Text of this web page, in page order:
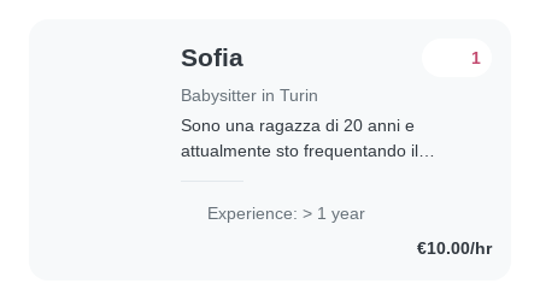
Sofia
Babysitter in Turin
1
Sono una ragazza di 20 anni e
attualmente sto frequentando il
diligente, premurosa e creativa
Experience: > 1 year
€10.00/hr